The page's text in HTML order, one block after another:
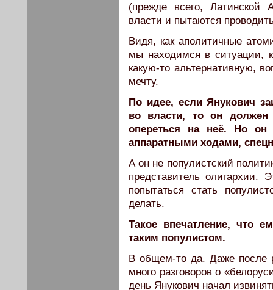
(прежде всего,
власти и пытаются
Видя, как аполитичные
мы находимся в ситуации,
какую-то альтернативную,
мечту.
По идее, если Янукович
во власти, то он должен
опереться на неё. Но он
аппаратными ходами,
А он не популистский
представитель
попытаться стать
делать.
Такое впечатление, что
таким популистом.
В общем-то да. Даже после
много разговоров о
день Янукович начал